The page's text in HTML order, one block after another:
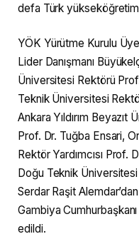
defa Türk
YÖK Yürütme Kurulu
Lider Danışmanı
Üniversitesi Rektörü
Teknik Üniversitesi
Ankara Yıldırım Beyazıt
Prof. Dr. Tuğba Ensari,
Rektör Yardımcısı
Doğu Teknik
Serdar Raşit
Gambiya
edildi.